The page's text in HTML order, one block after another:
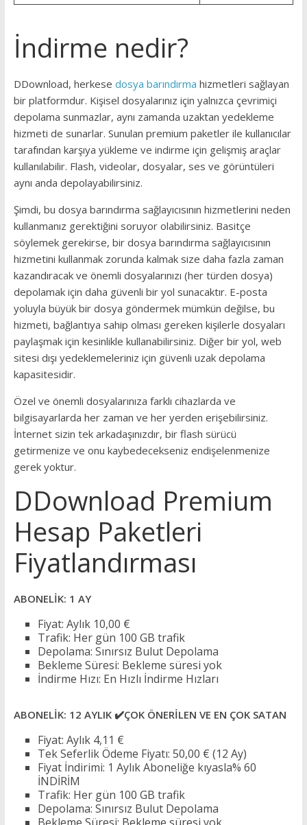
İndirme nedir?
DDownload, herkese dosya barındırma hizmetleri sağlayan
bir platformdur. Kişisel dosyalarınız için yalnızca çevrimiçi
depolama sunmazlar, aynı zamanda uzaktan yedekleme
hizmeti de sunarlar. Sunulan premium paketler ile kullanıcılar
tarafından karşıya yükleme ve indirme için gelişmiş araçlar
kullanılabilir. Flash, videolar, dosyalar, ses ve görüntüleri
aynı anda depolayabilirsiniz.
Şimdi, bu dosya barındırma sağlayıcısının hizmetlerini neden
kullanmanız gerektiğini soruyor olabilirsiniz. Basitçe
söylemek gerekirse, bir dosya barındırma sağlayıcısının
hizmetini kullanmak zorunda kalmak size daha fazla zaman
kazandıracak ve önemli dosyalarınızı (her türden dosya)
depolamak için daha güvenli bir yol sunacaktır. E-posta
yoluyla büyük bir dosya göndermek mümkün değilse, bu
hizmeti, bağlantıya sahip olması gereken kişilerle dosyaları
paylaşmak için kesinlikle kullanabilirsiniz. Diğer bir yol, web
sitesi dışı yedeklemeleriniz için güvenli uzak depolama
kapasitesidir.
Özel ve önemli dosyalarınıza farklı cihazlarda ve
bilgisayarlarda her zaman ve her yerden erişebilirsiniz.
İnternet sizin tek arkadaşınızdır, bir flash sürücü
getirmenize ve onu kaybedecekseniz endişelenmenize
gerek yoktur.
DDownload Premium
Hesap Paketleri
Fiyatlandırması
ABONELİK: 1 AY
Fiyat: Aylık 10,00 €
Trafik: Her gün 100 GB trafik
Depolama: Sınırsız Bulut Depolama
Bekleme Süresi: Bekleme süresi yok
İndirme Hızı: En Hızlı İndirme Hızları
ABONELİK: 12 AYLIK ✔️ÇOK ÖNERİLEN VE EN ÇOK SATAN
Fiyat: Aylık 4,11 €
Tek Seferlik Ödeme Fiyatı: 50,00 € (12 Ay)
Fiyat İndirimi: 1 Aylık Aboneliğe kıyasla% 60
İNDİRİM
Trafik: Her gün 100 GB trafik
Depolama: Sınırsız Bulut Depolama